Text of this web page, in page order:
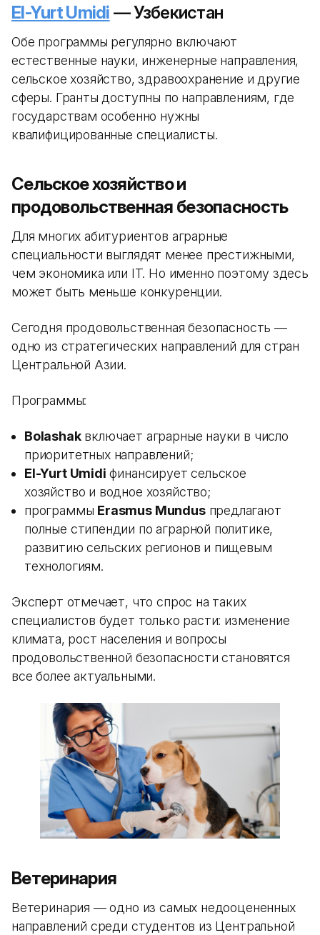
El-Yurt Umidi — Узбекистан
Обе программы регулярно включают
естественные науки, инженерные направления,
сельское хозяйство, здравоохранение и другие
сферы. Гранты доступны по направлениям, где
государствам особенно нужны
квалифицированные специалисты.
Сельское хозяйство и
продовольственная безопасность
Для многих абитуриентов аграрные
специальности выглядят менее престижными,
чем экономика или IT. Но именно поэтому здесь
может быть меньше конкуренции.
Сегодня продовольственная безопасность —
одно из стратегических направлений для стран
Центральной Азии.
Программы:
Bolashakвключает аграрные науки в число
приоритетных направлений;
El-Yurt Umidi финансирует сельское
хозяйство и водное хозяйство;
программы Erasmus Mundusпредлагают
полные стипендии по аграрной политике,
развитию сельских регионов и пищевым
технологиям.
Эксперт отмечает, что спрос на таких
специалистов будет только расти: изменение
климата, рост населения и вопросы
продовольственной безопасности становятся
все более актуальными.
Ветеринария
Ветеринария — одно из самых недооцененных
направлений среди студентов из Центральной